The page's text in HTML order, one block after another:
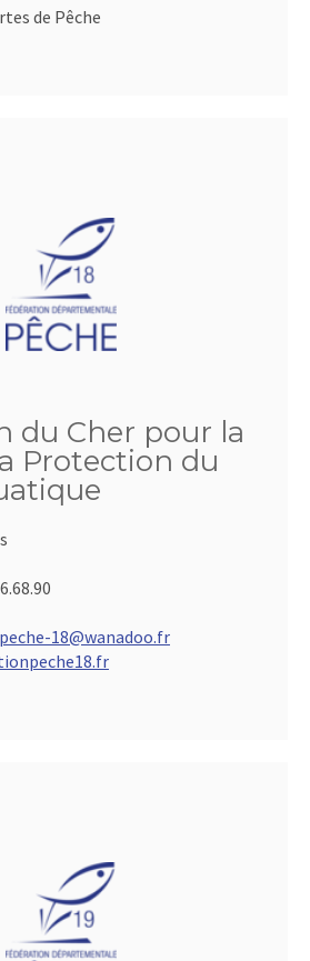
de Pêche
du Cher pour la
Protection du
18@wanadoo.fr